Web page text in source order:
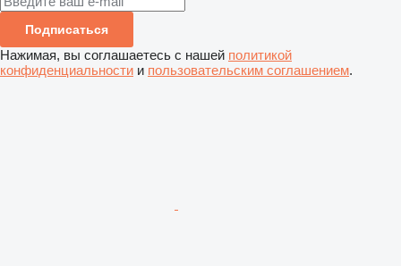
Подписаться
Нажимая, вы соглашаетесь с нашей политикой
конфиденциальности и пользовательским соглашением.